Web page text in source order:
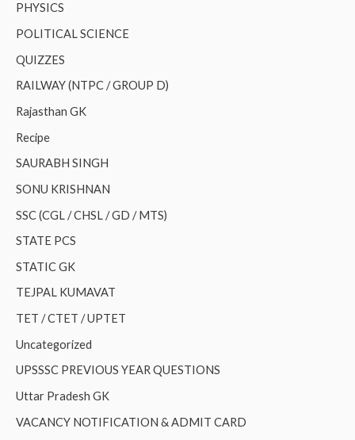
PHYSICS
POLITICAL SCIENCE
QUIZZES
RAILWAY (NTPC / GROUP D)
Rajasthan GK
Recipe
SAURABH SINGH
SONU KRISHNAN
SSC (CGL / CHSL / GD / MTS)
STATE PCS
STATIC GK
TEJPAL KUMAVAT
TET / CTET / UPTET
Uncategorized
UPSSSC PREVIOUS YEAR QUESTIONS
Uttar Pradesh GK
VACANCY NOTIFICATION & ADMIT CARD